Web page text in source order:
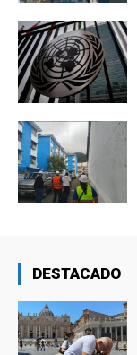
DESTACADO